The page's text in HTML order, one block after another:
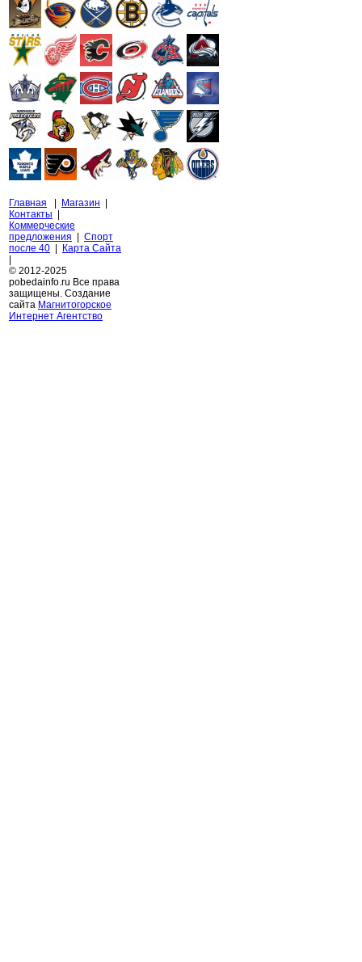
Главная Магазин
Контакты
Коммерческие
предложения
Спорт
после 40
Карта Сайта
© 2012-2025
pobedainfo.ru Все права
защищены. Создание
сайта Магнитогорское
Интернет Агентство